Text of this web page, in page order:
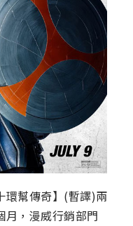
環幫傳奇】(暫譯)兩
月，漫威行銷部門